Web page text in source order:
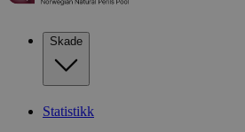
Skade
Statistikk